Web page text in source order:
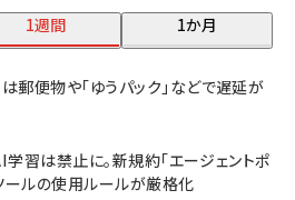
1週間 1か月
郵便物や「ゆうパック」などで遅延が
習は禁止に。新規約「エージェントポ
ールの使用ルールが厳格化